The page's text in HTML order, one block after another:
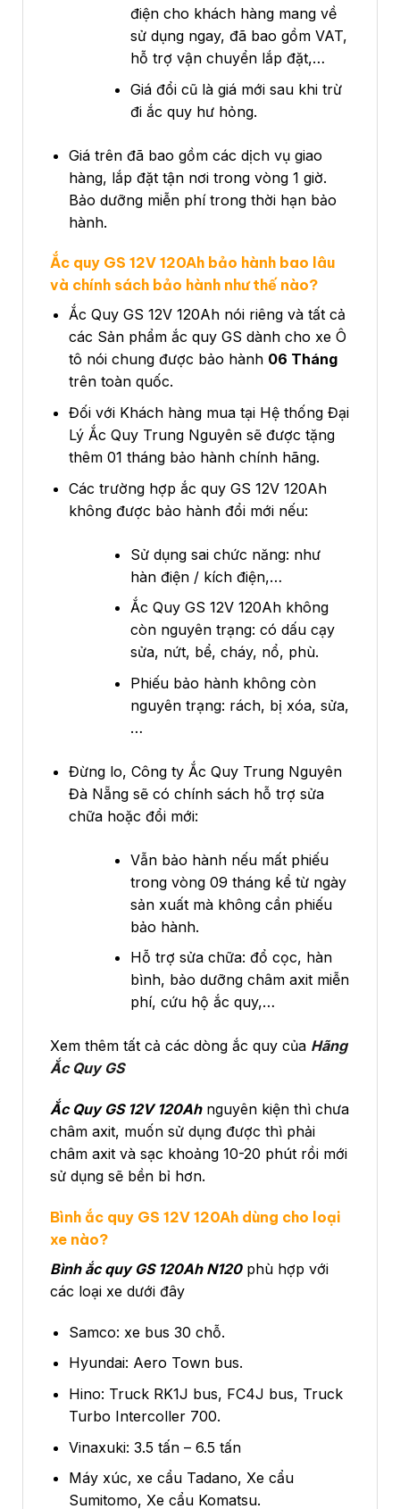
điện cho khách hàng mang về
sử dụng ngay, đã bao gồm VAT,
hỗ trợ vận chuyển lắp đặt,…
Giá đổi cũ là giá mới sau khi trừ
đi ắc quy hư hỏng.
Giá trên đã bao gồm các dịch vụ giao
hàng, lắp đặt tận nơi trong vòng 1 giờ.
Bảo dưỡng miễn phí trong thời hạn bảo
hành.
Ắc quy GS 12V 120Ah bảo hành bao lâu
và chính sách bảo hành như thế nào?
Ắc Quy GS 12V 120Ah nói riêng và tất cả
các Sản phẩm ắc quy GS dành cho xe Ô
tô nói chung được bảo hành 06 Tháng
trên toàn quốc.
Đối với Khách hàng mua tại Hệ thống Đại
Lý Ắc Quy Trung Nguyên sẽ được tặng
thêm 01 tháng bảo hành chính hãng.
Các trường hợp ắc quy GS 12V 120Ah
không được bảo hành đổi mới nếu:
Sử dụng sai chức năng: như
hàn điện / kích điện,…
Ắc Quy GS 12V 120Ah không
còn nguyên trạng: có dấu cạy
sửa, nứt, bể, cháy, nổ, phù.
Phiếu bảo hành không còn
nguyên trạng: rách, bị xóa, sửa,
…
Đừng lo, Công ty Ắc Quy Trung Nguyên
Đà Nẵng sẽ có chính sách hỗ trợ sửa
chữa hoặc đổi mới:
Vẫn bảo hành nếu mất phiếu
trong vòng 09 tháng kể từ ngày
sản xuất mà không cần phiếu
bảo hành.
Hỗ trợ sửa chữa: đổ cọc, hàn
bình, bảo dưỡng châm axit miễn
phí, cứu hộ ắc quy,…
Xem thêm tất cả các dòng ắc quy của Hãng
Ắc Quy GS
Ắc Quy GS 12V 120Ahnguyên kiện thì chưa
châm axit, muốn sử dụng được thì phải
châm axit và sạc khoảng 10-20 phút rồi mới
sử dụng sẽ bền bỉ hơn.
Bình ắc quy GS 12V 120Ah dùng cho loại
xe nào?
Bình ắc quy GS 120Ah N120phù hợp với
các loại xe dưới đây
Samco: xe bus 30 chỗ.
Hyundai: Aero Town bus.
Hino: Truck RK1J bus, FC4J bus, Truck
Turbo Intercoller 700.
Vinaxuki: 3.5 tấn – 6.5 tấn
Máy xúc, xe cẩu Tadano, Xe cẩu
Sumitomo, Xe cẩu Komatsu.